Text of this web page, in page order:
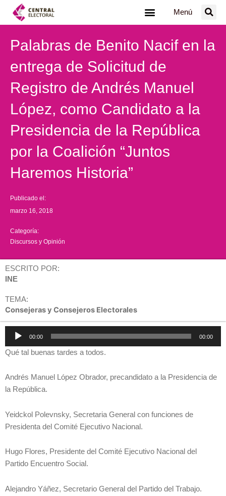
Menú
Palabras de Benito Nacif en la
entrega de Solicitud de
Registro de Andrés Manuel
López, como Candidato a la
Presidencia de la República
por la Coalición “Juntos
Haremos Historia”
Publicado el:
marzo 16, 2018
Categoría:
Discursos y Opinión
ESCRITO POR:
INE
TEMA:
Consejeras y Consejeros Electorales
Reproductor
audio
00:00 00:00
Qué tal buenas tardes a todos.
Andrés Manuel López Obrador, precandidato a la Presidencia de
la República.
Yeidckol Polevnsky, Secretaria General con funciones de
Presidenta del Comité Ejecutivo Nacional.
Hugo Flores, Presidente del Comité Ejecutivo Nacional del
Partido Encuentro Social.
Alejandro Yáñez, Secretario General del Partido del Trabajo.